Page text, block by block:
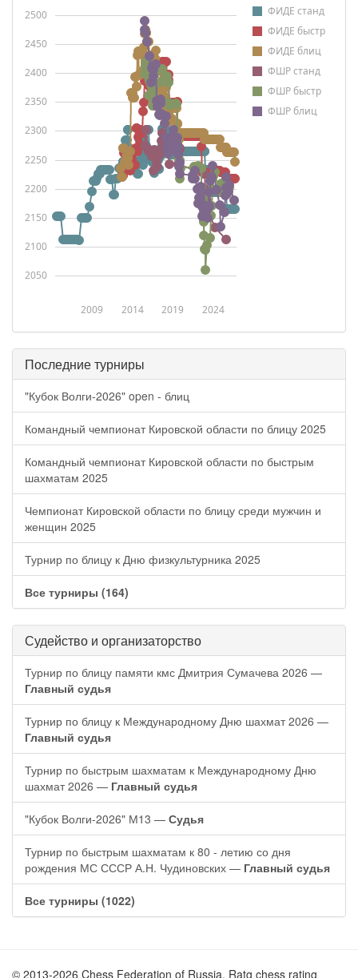
ФИДЕ станд
ФИДЕ быстр
ФИДЕ блиц
ФШР станд
ФШР быстр
ФШР блиц
2009 2014 2019 2024
2050
2100
2150
2200
2250
2300
2350
2400
2450
2500
Последние турниры
"Кубок Волги-2026" open - блиц
Командный чемпионат Кировской области по блицу 2025
Командный чемпионат Кировской области по быстрым
шахматам 2025
Чемпионат Кировской области по блицу среди мужчин и
женщин 2025
Турнир по блицу к Дню физкультурника 2025
Все турниры (164)
Судейство и организаторство
Турнир по блицу памяти кмс Дмитрия Сумачева 2026 —
Главный судья
Турнир по блицу к Международному Дню шахмат 2026 —
Главный судья
Турнир по быстрым шахматам к Международному Дню
шахмат 2026 — Главный судья
"Кубок Волги-2026" М13 — Судья
Турнир по быстрым шахматам к 80 - летию со дня
рождения МС СССР А.Н. Чудиновских — Главный судья
Все турниры (1022)
© 2013-2026 Chess Federation of Russia. Ratg chess rating